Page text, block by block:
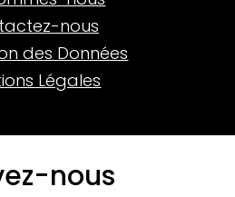
nous
des Données
Légales
nous